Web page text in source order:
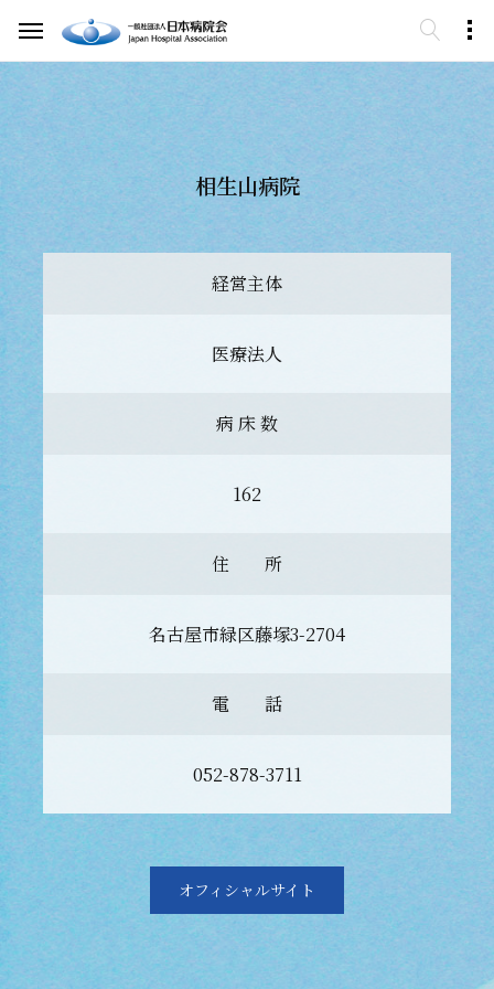
相生山病院
経営主体
医療法人
病 床 数
162
住 所
名古屋市緑区藤塚3-2704
電 話
052-878-3711
オフィシャルサイト